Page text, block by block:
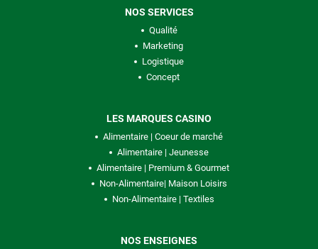
NOS SERVICES
Qualité
Marketing
Logistique
Concept
LES MARQUES CASINO
Alimentaire | Coeur de marché
Alimentaire | Jeunesse
Alimentaire | Premium & Gourmet
Non-Alimentaire| Maison Loisirs
Non-Alimentaire | Textiles
NOS ENSEIGNES